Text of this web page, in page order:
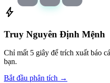
bolt
Truy Nguyên Định Mệnh
Chỉ mất 5 giây để trích xuất báo
bạn.
Bắt đầu phân tích →